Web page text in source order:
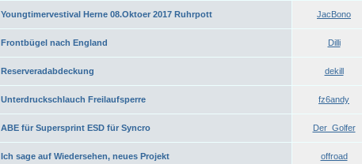
Youngtimervestival Herne 08.Oktoer 2017 Ruhrpott JacBono
Frontbügel nach England Dilli
Reserveradabdeckung dekill
Unterdruckschlauch Freilaufsperre fz6andy
ABE für Supersprint ESD für Syncro Der_Golfer
Ich sage auf Wiedersehen, neues Projekt offroad